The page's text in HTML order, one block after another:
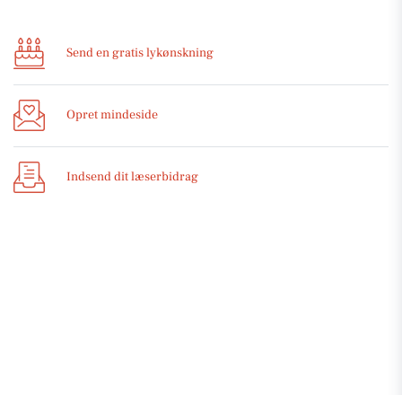
Send en gratis lykønskning
Opret mindeside
Indsend dit læserbidrag